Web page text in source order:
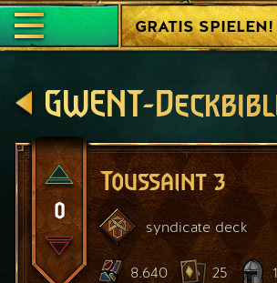
GRATIS SPIELEN!
GWENT-
0
Toussaint 3
syndicate deck
8.640 25